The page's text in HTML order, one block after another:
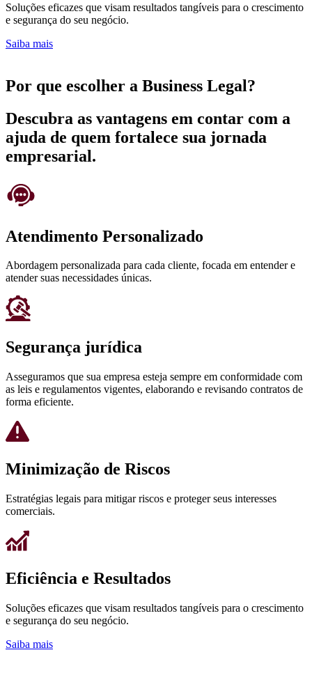
Soluções eficazes que visam resultados tangíveis para o crescimento
e segurança do seu negócio.
Saiba mais
Por que escolher a Business Legal?
Descubra as vantagens em contar com a
ajuda de quem fortalece sua jornada
empresarial.
Atendimento Personalizado
Abordagem personalizada para cada cliente, focada em entender e
atender suas necessidades únicas.
Segurança jurídica
Asseguramos que sua empresa esteja sempre em conformidade com
as leis e regulamentos vigentes, elaborando e revisando contratos de
forma eficiente.
Minimização de Riscos
Estratégias legais para mitigar riscos e proteger seus interesses
comerciais.
Eficiência e Resultados
Soluções eficazes que visam resultados tangíveis para o crescimento
e segurança do seu negócio.
Saiba mais